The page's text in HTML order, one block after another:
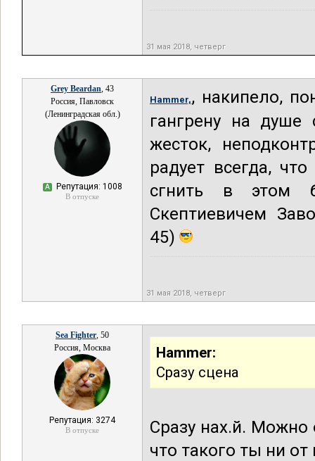
31 мая 2018, четверг
Grey Beardan, 43
Россия, Павловск
(Ленинградская обл.)
А Репутация: 1008
В отпуске
Hammer, , накипело,
гангрену на
жесток,
радует всегда,
сгнить в этом
Скептиевичем
45)
31 мая 2018, четверг
Sea Fighter, 50
Россия, Москва
Репутация: 3274
В отпуске
Hammer:
Сразу сцена
Сразу нах.й. Можно
что такого ты ни